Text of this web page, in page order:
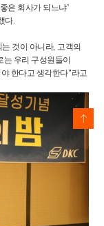
은 회사가 되느냐’
다.
는 것이 아니라, 고객의
는 우리 구성원들이
한다고 생각한다"라고